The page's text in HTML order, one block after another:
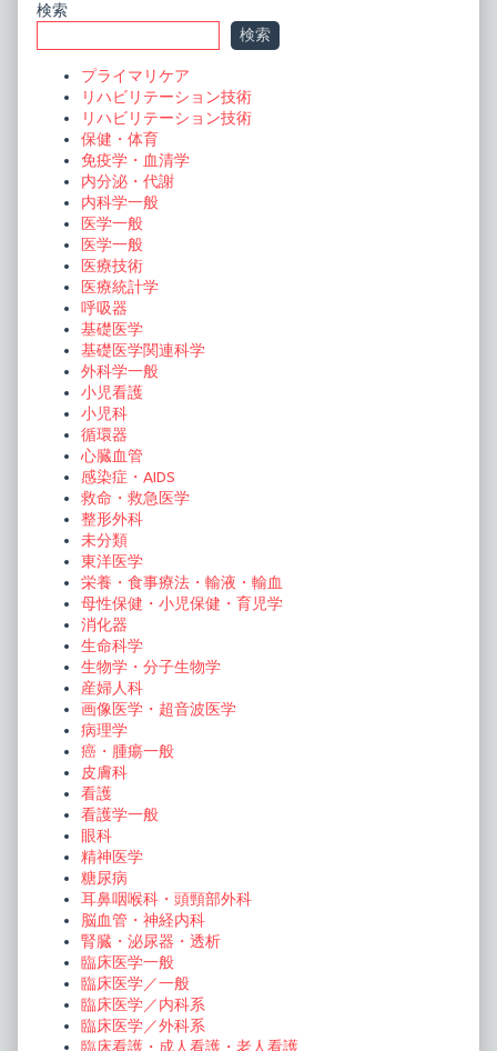
Primary
Sidebar
検索
検索
プライマリケア
リハビリテーション技術
リハビリテーション技術
保健・体育
免疫学・血清学
内分泌・代謝
内科学一般
医学一般
医学一般
医療技術
医療統計学
呼吸器
基礎医学
基礎医学関連科学
外科学一般
小児看護
小児科
循環器
心臓血管
感染症・AIDS
救命・救急医学
整形外科
未分類
東洋医学
栄養・食事療法・輸液・輸血
母性保健・小児保健・育児学
消化器
生命科学
生物学・分子生物学
産婦人科
画像医学・超音波医学
病理学
癌・腫瘍一般
皮膚科
看護
看護学一般
眼科
精神医学
糖尿病
耳鼻咽喉科・頭頸部外科
脳血管・神経内科
腎臓・泌尿器・透析
臨床医学一般
臨床医学／一般
臨床医学／内科系
臨床医学／外科系
臨床看護・成人看護・老人看護